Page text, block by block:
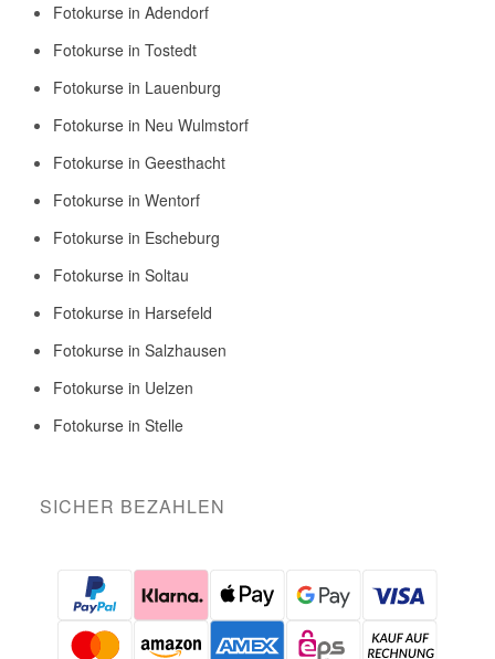
Fotokurse in Adendorf
Fotokurse in Tostedt
Fotokurse in Lauenburg
Fotokurse in Neu Wulmstorf
Fotokurse in Geesthacht
Fotokurse in Wentorf
Fotokurse in Escheburg
Fotokurse in Soltau
Fotokurse in Harsefeld
Fotokurse in Salzhausen
Fotokurse in Uelzen
Fotokurse in Stelle
SICHER BEZAHLEN